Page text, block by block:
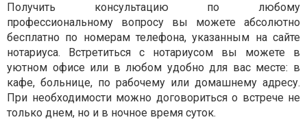
Получить консультацию по любому
профессиональному вопросу вы можете абсолютно
бесплатно по номерам телефона, указанным на сайте
нотариуса. Встретиться с нотариусом вы можете в
уютном офисе или в любом удобно для вас месте: в
кафе, больнице, по рабочему или домашнему адресу.
При необходимости можно договориться о встрече не
только днем, но и в ночное время суток.